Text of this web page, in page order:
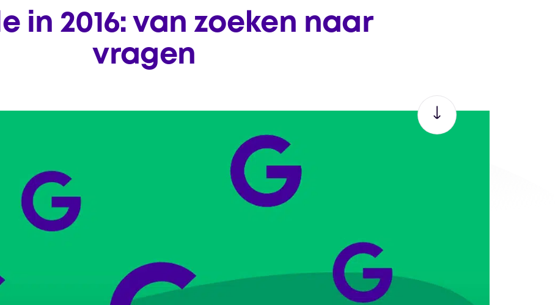
in 2016: van zoeken naar
vragen